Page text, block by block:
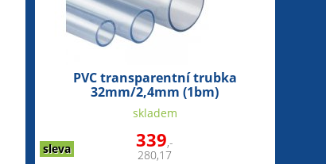
PVC transparentní trubka
32mm/2,4mm (1bm)
sleva
skladem
339,-
280,17